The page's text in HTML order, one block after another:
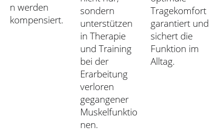
n werden
kompensiert.
sondern
unterstützen
in Therapie
und Training
bei der
Erarbeitung
verloren
gegangener
Muskelfunktio
nen.
Tragekomfort
garantiert und
sichert die
Funktion im
Alltag.